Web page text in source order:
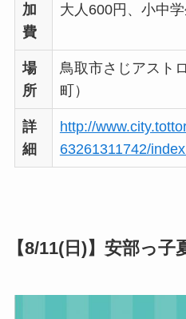
加
費
大人600円、小中
場
所
鳥取市さじアスト
町）
詳
細
http://
63261311742/
【8/11(日)】 安部っ子